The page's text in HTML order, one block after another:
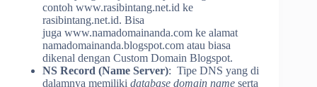
contoh www.rasibintang.net.id ke
rasibintang.net.id. Bisa
juga www.namadomainanda.com ke alamat
namadomainanda.blogspot.com atau biasa
dikenal dengan Custom Domain Blogspot.
NS Record (Name Server): Tipe DNS yang di
dalamnya memiliki database domain name serta